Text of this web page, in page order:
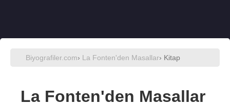
Biyografiler.com› La Fonten'den Masallar› Kitap
La Fonten'den Masallar